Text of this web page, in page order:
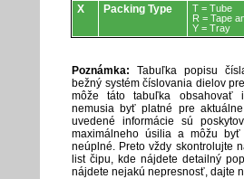
X Packing Type
T = Tube
R = Tape
Y = Tray
Poznámka: Tabuľka popisu
bežný systém číslovania dielov
môže táto tabuľka obsahovať
nemusia byť platné pre
uvedené informácie sú
maximálneho úsilia a môžu byť
neúplné. Preto vždy skontrolujte
list čipu, kde nájdete detailný
nájdete nejakú nepresnosť, dajte